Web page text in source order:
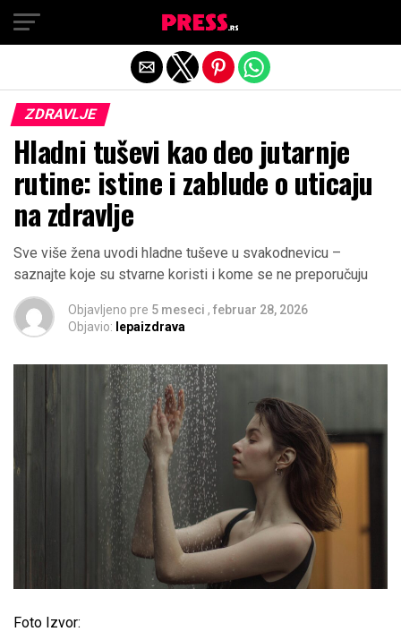
ZDRAVLJE
Hladni tuševi kao deo jutarnje
rutine: istine i zablude o uticaju
na zdravlje
Sve više žena uvodi hladne tuševe u svakodnevicu –
saznajte koje su stvarne koristi i kome se ne preporučuju
Objavljeno pre 5 meseci , februar 28, 2026
Objavio: lepaizdrava
Foto Izvor:
Exit mobile version